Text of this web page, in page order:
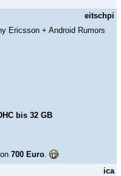
eitschpi
Ericsson + Android Rumors
bis 32 GB
700 Euro
ica